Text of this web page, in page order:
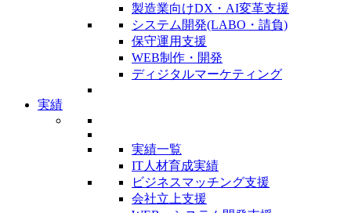
製造業向けDX・AI変革支援
システム開発(LABO・請負)
保守運用支援
WEB制作・開発
ディジタルマーケティング
実績
実績一覧
IT人材育成実績
ビジネスマッチング支援
会社立上支援